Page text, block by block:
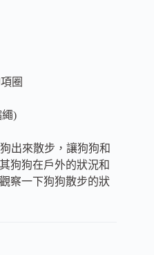
圈
繩)
出來散步，讓狗狗和
狗狗在戶外的狀況和
察一下狗狗散步的狀